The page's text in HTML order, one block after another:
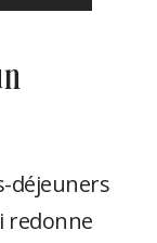
déjeuners
redonne